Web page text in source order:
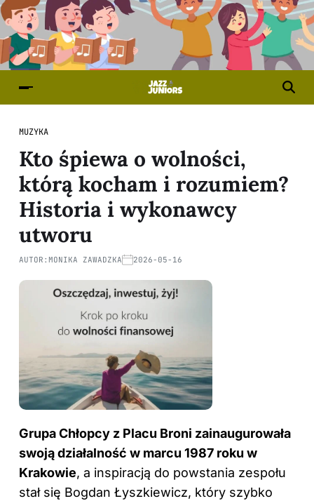
MUZYKA
Kto śpiewa o wolności,
którą kocham i rozumiem?
Historia i wykonawcy
utworu
AUTOR: MONIKA ZAWADZKA 2026-05-16
Grupa Chłopcy z Placu Broni zainaugurowała
swoją działalność w marcu 1987 roku w
Krakowie, a inspiracją do powstania zespołu
stał się Bogdan Łyszkiewicz, który szybko